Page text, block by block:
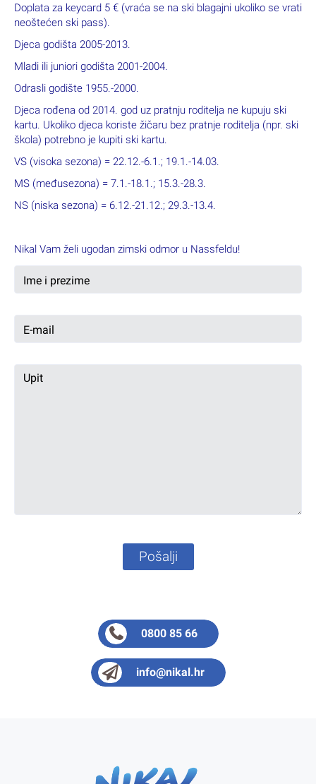
Doplata za keycard 5 € (vraća se na ski blagajni ukoliko se vrati
neoštećen ski pass).
Djeca godišta 2005-2013.
Mladi ili juniori godišta 2001-2004.
Odrasli godište 1955.-2000.
Djeca rođena od 2014. god uz pratnju roditelja ne kupuju ski
kartu. Ukoliko djeca koriste žičaru bez pratnje roditelja (npr. ski
škola) potrebno je kupiti ski kartu.
VS (visoka sezona) = 22.12.-6.1.; 19.1.-14.03.
MS (međusezona) = 7.1.-18.1.; 15.3.-28.3.
NS (niska sezona) = 6.12.-21.12.; 29.3.-13.4.
Nikal Vam želi ugodan zimski odmor u Nassfeldu!
Pošalji
0800 85 66
info@nikal.hr